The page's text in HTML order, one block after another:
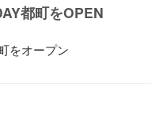
都町をOPEN
をオープン